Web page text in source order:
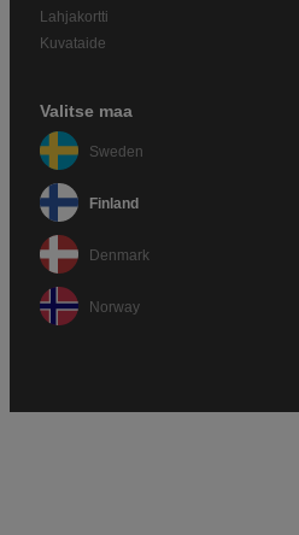
Lahjakortti
Kuvataide
Valitse maa
Sweden
Finland
Denmark
Norway